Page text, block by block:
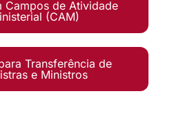
Campos de Atividade
(CAM)
Transferência de
e Ministros